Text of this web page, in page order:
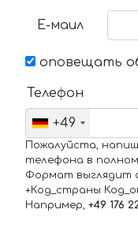
Е-маил
оповещать
Телефон
+49
Пожалуйста,
телефона в
Формат выглядит
+Код_страны
Например, +49 176